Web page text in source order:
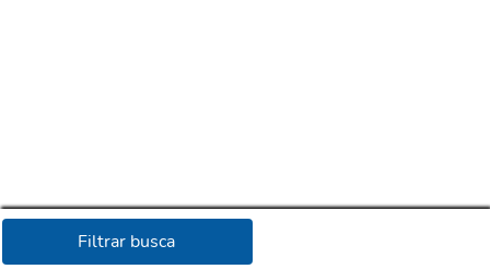
Filtrar busca